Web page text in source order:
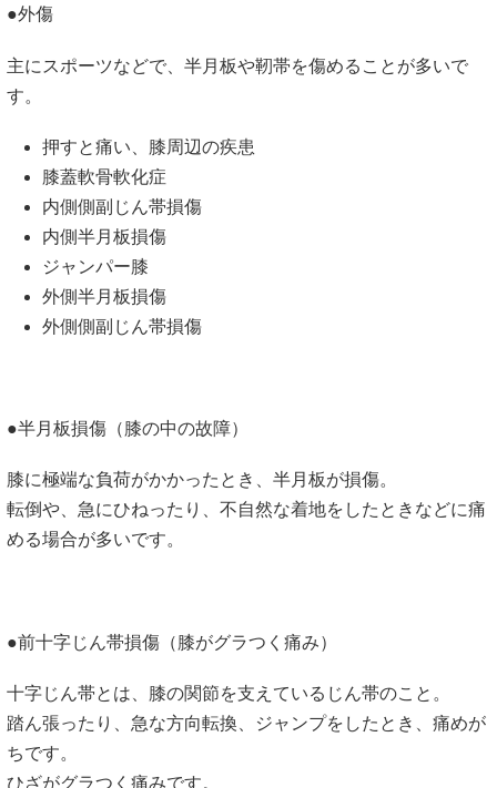
●外傷
主にスポーツなどで、半月板や靭帯を傷めることが多いで
す。
押すと痛い、膝周辺の疾患
膝蓋軟骨軟化症
内側側副じん帯損傷
内側半月板損傷
ジャンパー膝
外側半月板損傷
外側側副じん帯損傷
●半月板損傷（膝の中の故障）
膝に極端な負荷がかかったとき、半月板が損傷。
転倒や、急にひねったり、不自然な着地をしたときなどに痛
める場合が多いです。
●前十字じん帯損傷（膝がグラつく痛み）
十字じん帯とは、膝の関節を支えているじん帯のこと。
踏ん張ったり、急な方向転換、ジャンプをしたとき、痛めが
ちです。
ひざがグラつく痛みです。